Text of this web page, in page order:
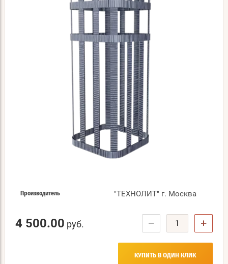
Производитель "ТЕХНОЛИТ" г. Москва
4 500.00 руб. − +
КУПИТЬ В ОДИН КЛИК